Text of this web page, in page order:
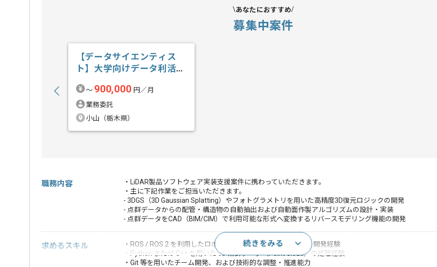
あなたにおすすめ
募集中案件
【データサイエンティス
ト】大学向けデータ利活用
〜 900,000 円／月
業務委託
小山（栃木県）
職務内容
・LiDAR製品ソフトウェア実装支援案件に携わっていただきます。
・主に下記作業をご担当いただきます。
- 3DGS（3D Gaussian Splatting）やフォトグラメトリを用いた高精度3D復元ロジックの開発
- 点群データからの配管・構造物の自動抽出および自動面作製アルゴリズムの設計・実装
- 点群データをCAD（BIM/CIM）で利用可能な形式へ変換するリバースモデリング機能の開発
求めるスキル
・ROS / ROS 2 を利用したロボティクスやセンサーシステムの開発経験
・Python または C++ を用いた 3D 点群データ（Point Cloud）の処理経験
・Git 等を用いたチーム開発、および技術的な調整・推進能力
続きをみる